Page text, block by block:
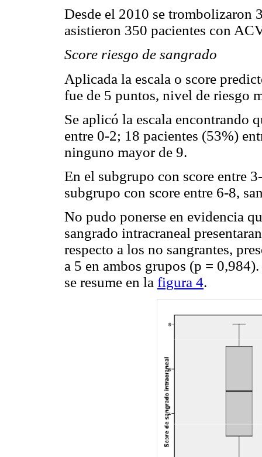
Desde el 2010 se trombolizaron
asistieron 350 pacientes con
Score riesgo de sangrado
Aplicada la escala o score
fue de 5 puntos, nivel de riesgo
Se aplicó la escala encontrando
entre 0-2; 18 pacientes (53%)
ninguno mayor de 9.
En el subgrupo con score entre
subgrupo con score entre 6-8,
No pudo ponerse en evidencia
sangrado intracraneal
respecto a los no sangrantes,
a 5 en ambos grupos (p =
se resume en la figura 4.